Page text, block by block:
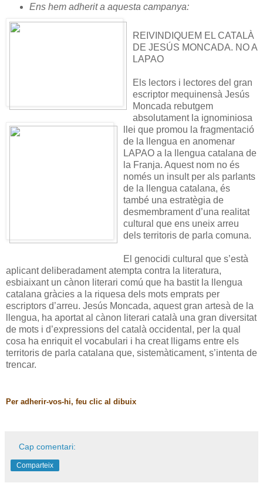
Ens hem adherit a aquesta campanya:
REIVINDIQUEM EL CATALÀ
DE JESÚS MONCADA. NO A
LAPAO
Els lectors i lectores del gran
escriptor mequinensà Jesús
Moncada rebutgem
absolutament la ignominiosa
llei que promou la fragmentació
de la llengua en anomenar
LAPAO a la llengua catalana de
la Franja. Aquest nom no és
només un insult per als parlants
de la llengua catalana, és
també una estratègia de
desmembrament d’una realitat
cultural que ens uneix arreu
dels territoris de parla comuna.
El genocidi cultural que s’està
aplicant deliberadament atempta contra la literatura,
esbiaixant un cànon literari comú que ha bastit la llengua
catalana gràcies a la riquesa dels mots emprats per
escriptors d’arreu. Jesús Moncada, aquest gran artesà de la
llengua, ha aportat al cànon literari català una gran diversitat
de mots i d’expressions del català occidental, per la qual
cosa ha enriquit el vocabulari i ha creat lligams entre els
territoris de parla catalana que, sistemàticament, s’intenta de
trencar.
Per adherir-vos-hi, feu clic al dibuix
Cap comentari:
Comparteix